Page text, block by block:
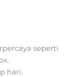
seperti
hari.